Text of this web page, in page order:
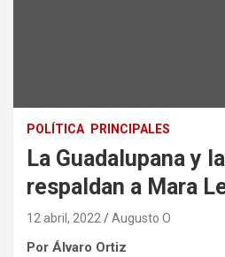
POLÍTICA PRINCIPALES
La Guadalupana y
respaldan a Mara
12 abril, 2022 Augusto O
Por Álvaro Ortiz